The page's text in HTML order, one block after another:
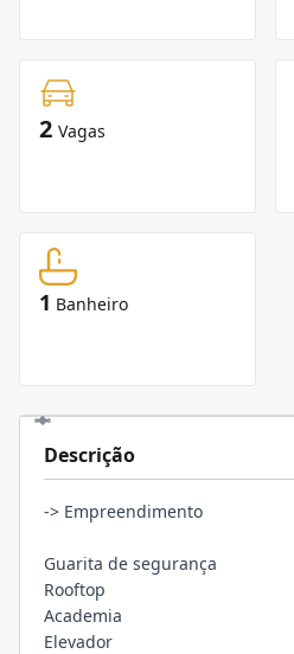
2 Vagas
1 Banheiro
Descrição
-> Empreendimento
Guarita de segurança
Rooftop
Academia
Elevador